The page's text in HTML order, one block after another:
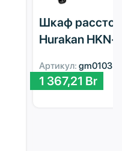
Шкаф
Hurakan HKN-
Артикул:
1 367,21 Br